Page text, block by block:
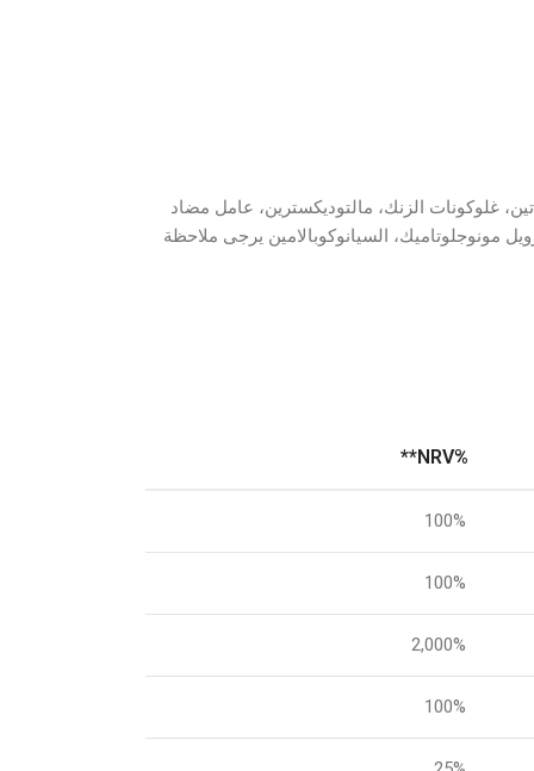
غلوكونات الزنك، مالتوديكسترين، عامل مضاد
مونوجلوتاميك، السيانوكوبالامين يرجى ملاحظة
%NRV**
100%
100%
2,000%
100%